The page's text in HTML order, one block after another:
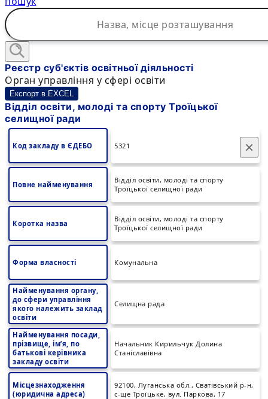
×
Реєстр суб'єктів освітньої діяльності
Орган управління у сфері освіти
Експорт в EXCEL
Відділ освіти, молоді та спорту Троїцької
селищної ради
Код закладу в ЄДЕБО 5321
Повне найменування
Відділ освіти, молоді та спорту
Троїцької селищної ради
Коротка назва
Відділ освіти, молоді та спорту
Троїцької селищної ради
Форма власності Комунальна
Найменування органу,
до сфери управління
якого належить заклад
освіти
Селищна рада
Найменування посади,
прізвище, ім’я, по
батькові керівника
закладу освіти
Начальник Кирильчук Долина
Станіславівна
Місцезнаходження
(юридична адреса)
92100, Луганська обл., Сватівський р-н,
с-ще Троїцьке, вул. Паркова, 17